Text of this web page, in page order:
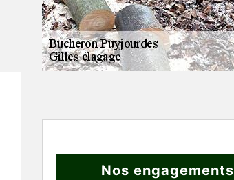
Nos engagements